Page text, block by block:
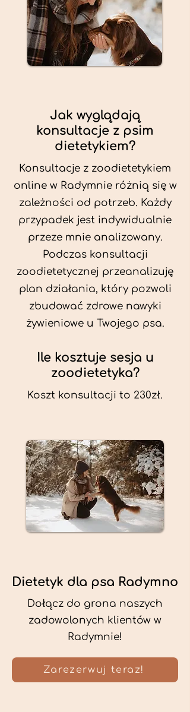
Jak wyglądają
konsultacje z psim
dietetykiem?
Konsultacje z zoodietetykiem
online w Radymnie różnią się w
zależności od potrzeb. Każdy
przypadek jest indywidualnie
przeze mnie analizowany.
Podczas konsultacji
zoodietetycznej przeanalizuję
plan działania, który pozwoli
zbudować zdrowe nawyki
żywieniowe u Twojego psa.
Ile kosztuje sesja u
zoodietetyka?
Koszt konsultacji to 230zł.
Dietetyk dla psa Radymno
Dołącz do grona naszych
zadowolonych klientów w
Radymnie!
Zarezerwuj teraz!